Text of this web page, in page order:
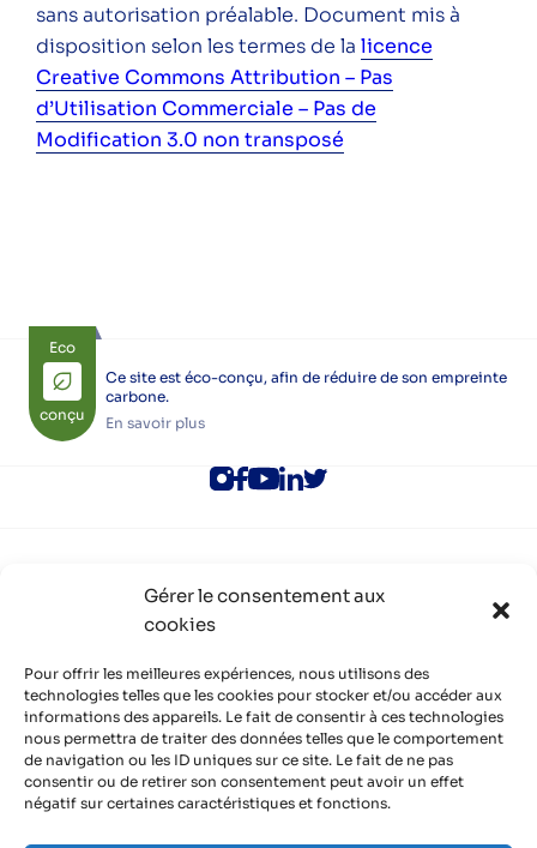
Gérer le consentement aux
cookies
Pour offrir les meilleures expériences, nous utilisons des
technologies telles que les cookies pour stocker et/ou accéder aux
informations des appareils. Le fait de consentir à ces technologies
nous permettra de traiter des données telles que le comportement
de navigation ou les ID uniques sur ce site. Le fait de ne pas
consentir ou de retirer son consentement peut avoir un effet
négatif sur certaines caractéristiques et fonctions.
sans autorisation préalable. Document mis à
disposition selon les termes de la licence
Creative Commons Attribution – Pas
d’Utilisation Commerciale – Pas de
Modification 3.0 non transposé
Eco
conçu
Ce site est éco-conçu, afin de réduire de son empreinte
carbone.
En savoir plus
Rejoindre l’ALEC Lyon
Adhérer à l’ALEC Lyon
Politique de cookies (UE)
Partenaires
Découvrir nos partenaires, réseaux, soutiens
Infos pratiques
Mentions légales
Politique de confidentialité
Contact